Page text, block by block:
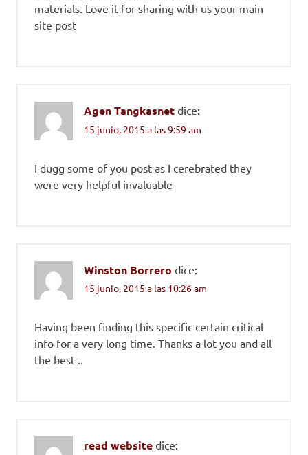
materials. Love it for sharing with us your main
site post
Agen Tangkasnet dice:
15 junio, 2015 a las 9:59 am
I dugg some of you post as I cerebrated they
were very helpful invaluable
Winston Borrero dice:
15 junio, 2015 a las 10:26 am
Having been finding this specific certain critical
info for a very long time. Thanks a lot you and all
the best ..
read website dice: